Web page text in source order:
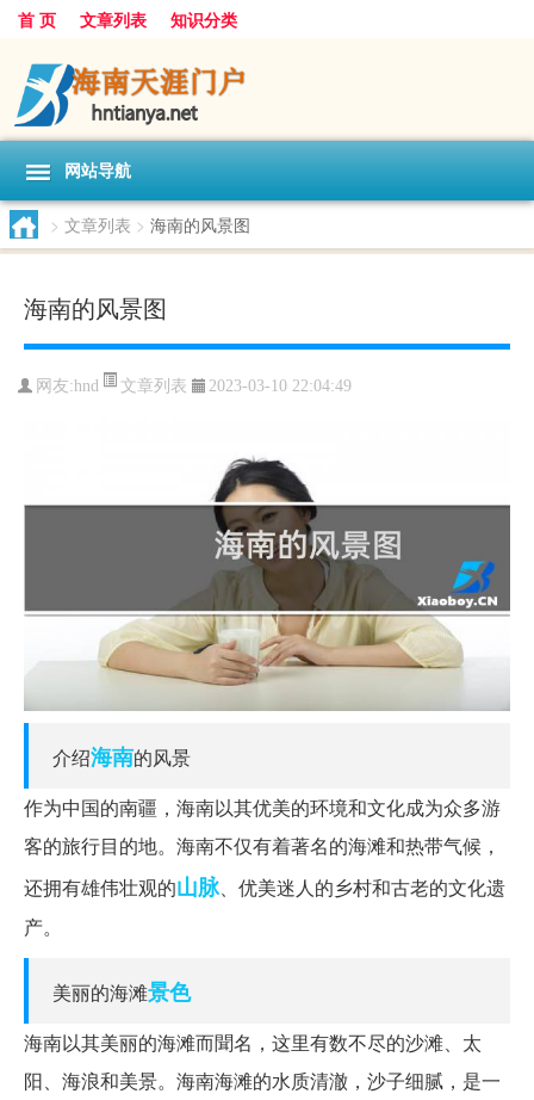
首 页 文章列表 知识分类
网站导航
> 文章列表 > 海南的风景图
海南的风景图
网友:hnd 文章列表 2023-03-10 22:04:49
介绍海南的风景
作为中国的南疆，海南以其优美的环境和文化成为众多游
客的旅行目的地。海南不仅有着著名的海滩和热带气候，
还拥有雄伟壮观的山脉、优美迷人的乡村和古老的文化遗
产。
美丽的海滩景色
海南以其美丽的海滩而聞名，这里有数不尽的沙滩、太
阳、海浪和美景。海南海滩的水质清澈，沙子细腻，是一